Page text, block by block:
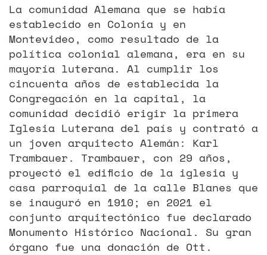
La comunidad Alemana que se había
establecido en Colonia y en
Montevideo, como resultado de la
política colonial alemana, era en su
mayoría luterana. Al cumplir los
cincuenta años de establecida la
Congregación en la capital, la
comunidad decidió erigir la primera
Iglesia Luterana del país y contrató a
un joven arquitecto Alemán: Karl
Trambauer. Trambauer, con 29 años,
proyectó el edificio de la iglesia y
casa parroquial de la calle Blanes que
se inauguró en 1910; en 2021 el
conjunto arquitectónico fue declarado
Monumento Histórico Nacional. Su gran
órgano fue una donación de Ott.